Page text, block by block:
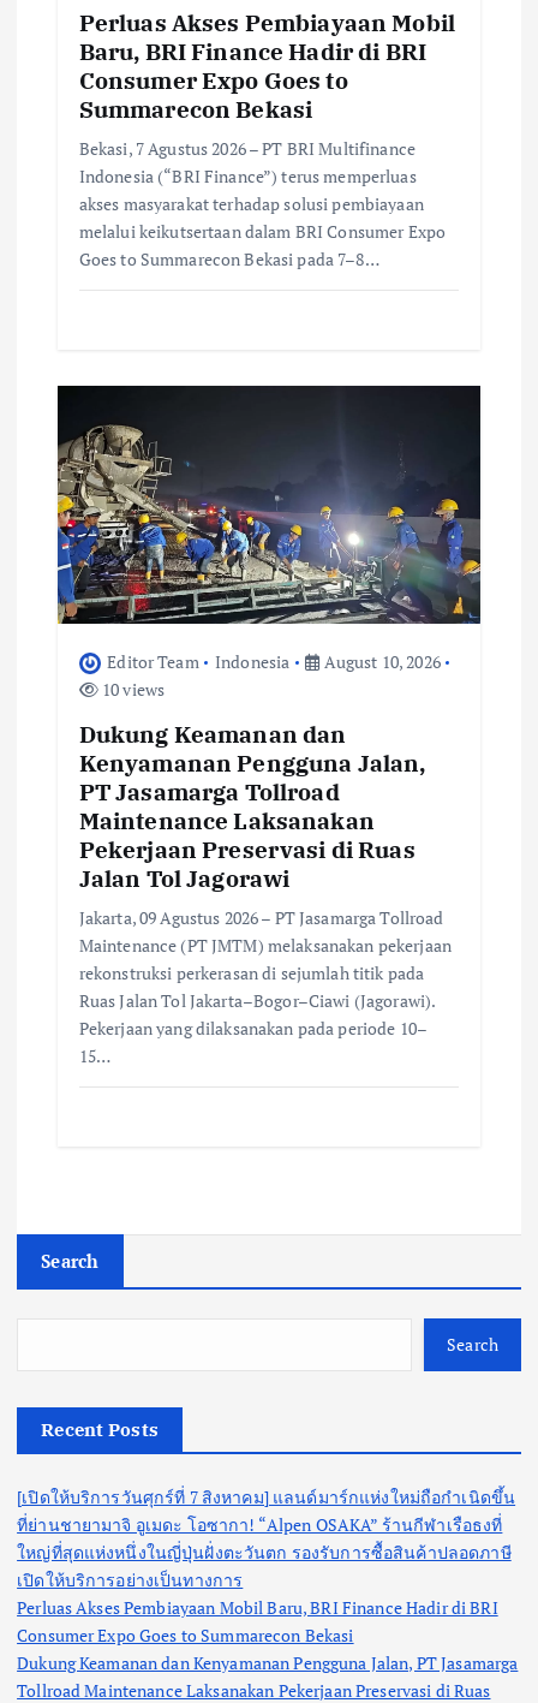
Perluas Akses Pembiayaan Mobil
Baru, BRI Finance Hadir di BRI
Consumer Expo Goes to
Summarecon Bekasi
Bekasi, 7 Agustus 2026 – PT BRI Multifinance
Indonesia (“BRI Finance”) terus memperluas
akses masyarakat terhadap solusi pembiayaan
melalui keikutsertaan dalam BRI Consumer Expo
Goes to Summarecon Bekasi pada 7–8…
Editor Team Indonesia
August 10, 2026
10 views
Dukung Keamanan dan
Kenyamanan Pengguna Jalan,
PT Jasamarga Tollroad
Maintenance Laksanakan
Pekerjaan Preservasi di Ruas
Jalan Tol Jagorawi
Jakarta, 09 Agustus 2026 – PT Jasamarga Tollroad
Maintenance (PT JMTM) melaksanakan pekerjaan
rekonstruksi perkerasan di sejumlah titik pada
Ruas Jalan Tol Jakarta–Bogor–Ciawi (Jagorawi).
Pekerjaan yang dilaksanakan pada periode 10–
15…
Search
Search
Recent Posts
[เปิดให้บริการวันศุกร์ที่ 7 สิงหาคม] แลนด์มาร์กแห่งใหม่ถือกำเนิดขึ้น
ที่ย่านชายามาจิ อูเมดะ โอซากา! “Alpen OSAKA” ร้านกีฬาเรือธงที่
ใหญ่ที่สุดแห่งหนึ่งในญี่ปุ่นฝั่งตะวันตก รองรับการซื้อสินค้าปลอดภาษี
เปิดให้บริการอย่างเป็นทางการ
Perluas Akses Pembiayaan Mobil Baru, BRI Finance Hadir di BRI
Consumer Expo Goes to Summarecon Bekasi
Dukung Keamanan dan Kenyamanan Pengguna Jalan, PT Jasamarga
Tollroad Maintenance Laksanakan Pekerjaan Preservasi di Ruas